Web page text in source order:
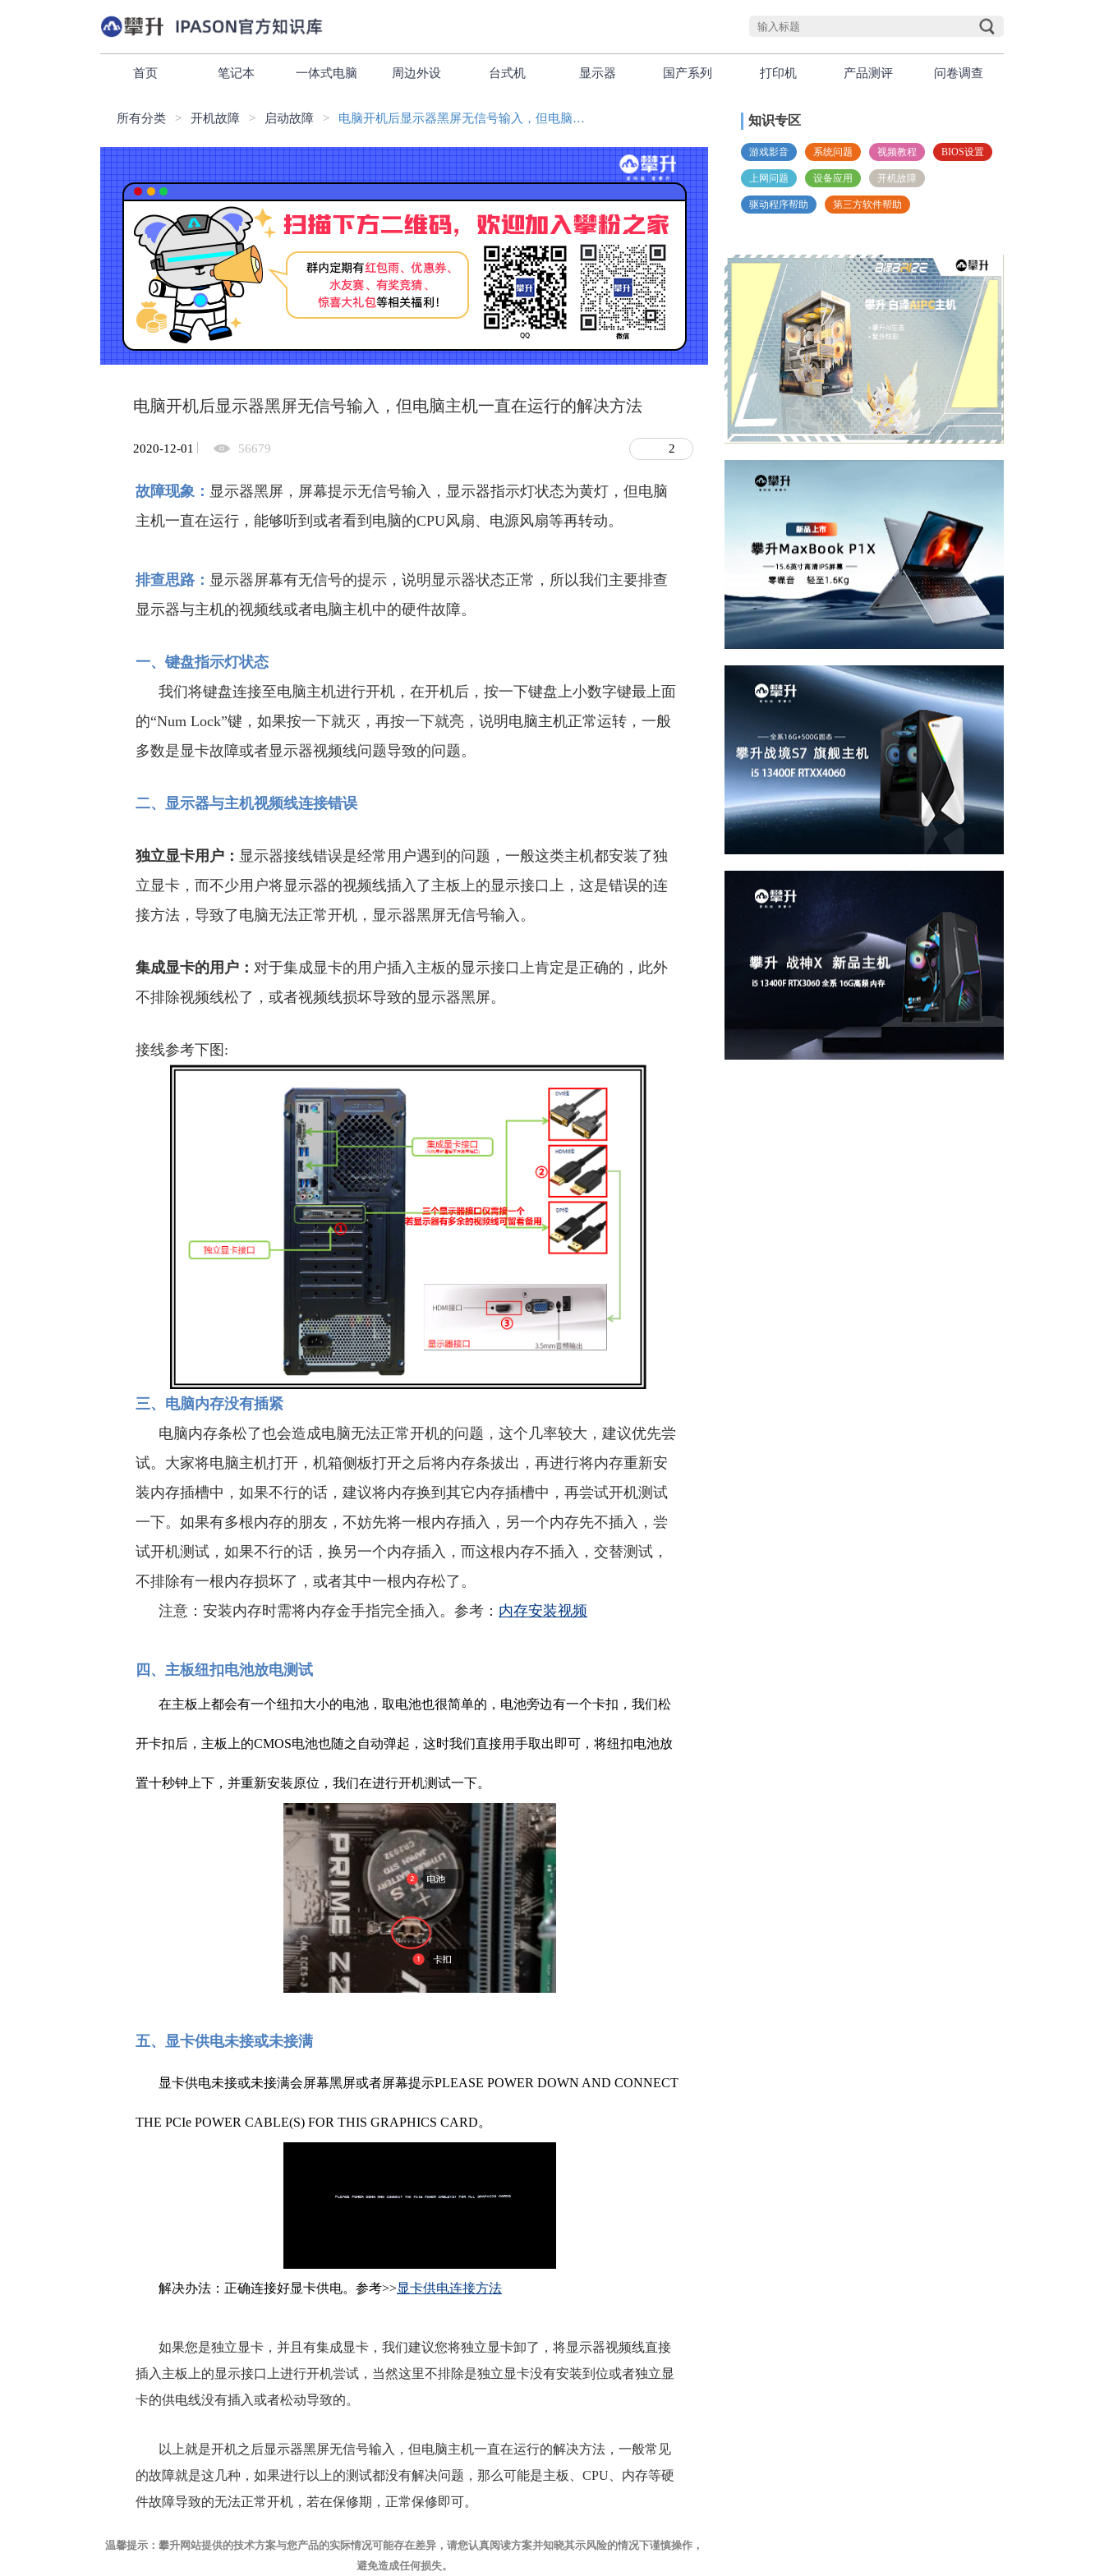
首页 笔记本 一体式电脑 周边外设 台式机 显示器 国产系列 打印机 产品测评 问卷调查
所有分类 开机故障 启动故障 电脑开机后显示器黑屏无信号输入，但电脑主机一直在运行的解决方法
电脑开机后显示器黑屏无信号输入，但电脑主机一直在运行的解决方法
2020-12-01 56679 2
故障现象： 显示器黑屏，屏幕提示无信号输入，显示器指示灯状态为黄灯，但电脑
主机一直在运行，能够听到或者看到电脑的CPU风扇、电源风扇等再转动。
排查思路： 显示器屏幕有无信号的提示，说明显示器状态正常，所以我们主要排查
显示器与主机的视频线或者电脑主机中的硬件故障。
一、键盘指示灯状态
我们将键盘连接至电脑主机进行开机，在开机后，按一下键盘上小数字键最上面
的“Num Lock”键，如果按一下就灭，再按一下就亮，说明电脑主机正常运转，一般
多数是显卡故障或者显示器视频线问题导致的问题。
二、显示器与主机视频线连接错误
独立显卡用户： 显示器接线错误是经常用户遇到的问题，一般这类主机都安装了独
立显卡，而不少用户将显示器的视频线插入了主板上的显示接口上，这是错误的连
接方法，导致了电脑无法正常开机，显示器黑屏无信号输入。
集成显卡的用户： 对于集成显卡的用户插入主板的显示接口上肯定是正确的，此外
不排除视频线松了，或者视频线损坏导致的显示器黑屏。
接线参考下图:
三、电脑内存没有插紧
电脑内存条松了也会造成电脑无法正常开机的问题，这个几率较大，建议优先尝
试。大家将电脑主机打开，机箱侧板打开之后将内存条拔出，再进行将内存重新安
装内存插槽中，如果不行的话，建议将内存换到其它内存插槽中，再尝试开机测试
一下。如果有多根内存的朋友，不妨先将一根内存插入，另一个内存先不插入，尝
试开机测试，如果不行的话，换另一个内存插入，而这根内存不插入，交替测试，
不排除有一根内存损坏了，或者其中一根内存松了。
注意：安装内存时需将内存金手指完全插入。参考： 内存安装视频
四、主板纽扣电池放电测试
在主板上都会有一个纽扣大小的电池，取电池也很简单的，电池旁边有一个卡扣，我们松
开卡扣后，主板上的CMOS电池也随之自动弹起，这时我们直接用手取出即可，将纽扣电池放
置十秒钟上下，并重新安装原位，我们在进行开机测试一下。
五、显卡供电未接或未接满
显卡供电未接或未接满会屏幕黑屏或者屏幕提示PLEASE POWER DOWN AND CONNECT
THE PCIe POWER CABLE(S) FOR THIS GRAPHICS CARD。
解决办法：正确连接好显卡供电。参考>>显卡供电连接方法
如果您是独立显卡，并且有集成显卡，我们建议您将独立显卡卸了，将显示器视频线直接
插入主板上的显示接口上进行开机尝试，当然这里不排除是独立显卡没有安装到位或者独立显
卡的供电线没有插入或者松动导致的。
以上就是开机之后显示器黑屏无信号输入，但电脑主机一直在运行的解决方法，一般常见
的故障就是这几种，如果进行以上的测试都没有解决问题，那么可能是主板、CPU、内存等硬
件故障导致的无法正常开机，若在保修期，正常保修即可。
温馨提示：攀升网站提供的技术方案与您产品的实际情况可能存在差异，请您认真阅读方案并知晓其示风险的情况下谨慎操作，
避免造成任何损失。
知识专区
游戏影音 系统问题 视频教程 BIOS设置
上网问题 设备应用 开机故障
驱动程序帮助 第三方软件帮助